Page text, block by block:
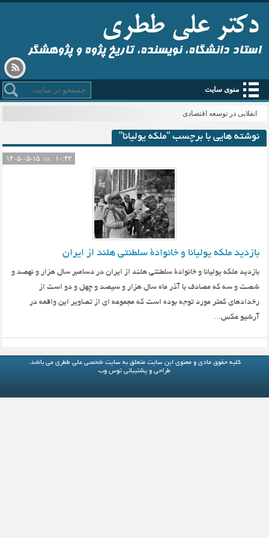
استاد دانشگاه، نویسنده، تاریخ پژوه و پژوهشگر
منوی سایت
_
نوشته هایی با برچسب "ملکه یولیانا"
۱۰:۴۳
بازدید ملکه یولیانا و خانوادۀ سلطنتی هلند از ایران
بازدید ملکه یولیانا و خانوادۀ سلطنتی هلند از ایران در دسامبر سال هزار و نهصد و
شصت و سه که مصادف با آذر ماه سال هزار و سیصد و چهل و دو است از
رخدادهای کمتر مورد توجه بوده است که مجموعه ای از تصاویر این واقعه در
آرشیو عکس...
کلیه حقوق مادی و معنوی این سایت متعلق بهسایت شخصی علی ططری می باشد.
طراحی و پشتیبانی توس وب